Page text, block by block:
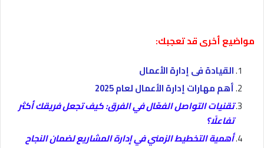
مواضيع أخرى قد تعجبك:
القيادة فى إدارة الأعمال
أهم مهارات إدارة الأعمال لعام 2025
تقنيات التواصل الفعّال في الفرق: كيف تجعل فريقك أكثر
تفاعلًا؟
أهمية التخطيط الزمني في إدارة المشاريع لضمان النجاح